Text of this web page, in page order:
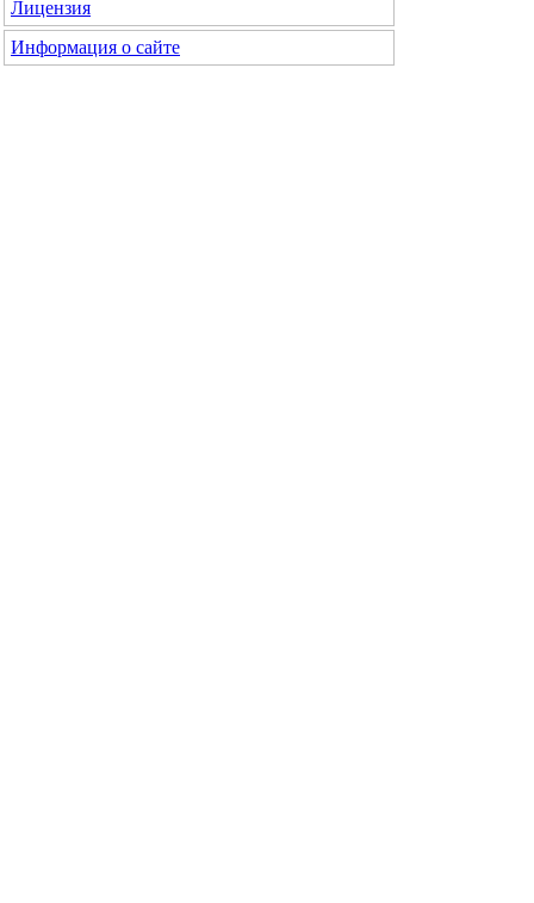
Лицензия
Информация о сайте